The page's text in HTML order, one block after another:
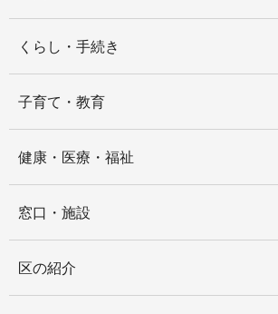
くらし・手続き
子育て・教育
健康・医療・福祉
窓口・施設
区の紹介